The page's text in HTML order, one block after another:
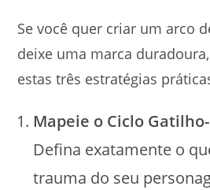
Se você quer criar um arco
deixe uma marca
estas três estratégias
Mapeie o Ciclo
Defina exatamente o
trauma do seu